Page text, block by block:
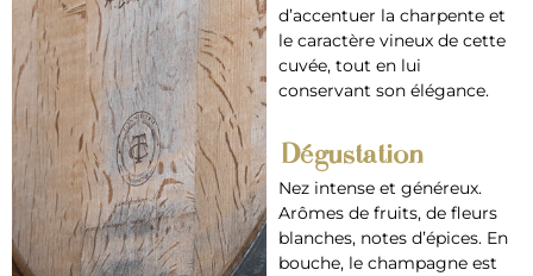
d’accentuer la charpente et
le caractère vineux de cette
cuvée, tout en lui
conservant son élégance.
Dégustation
Nez intense et généreux.
Arômes de fruits, de fleurs
blanches, notes d’épices. En
bouche, le champagne est